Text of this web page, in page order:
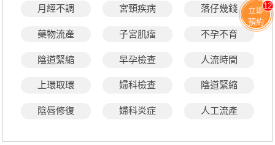
月經不調 宮頸疾病 落仔幾錢
藥物流產 子宮肌瘤 不孕不育
陰道緊縮 早孕檢查 人流時間
上環取環 婦科檢查 陰道緊縮
陰唇修復 婦科炎症 人工流產
立即
預約
12